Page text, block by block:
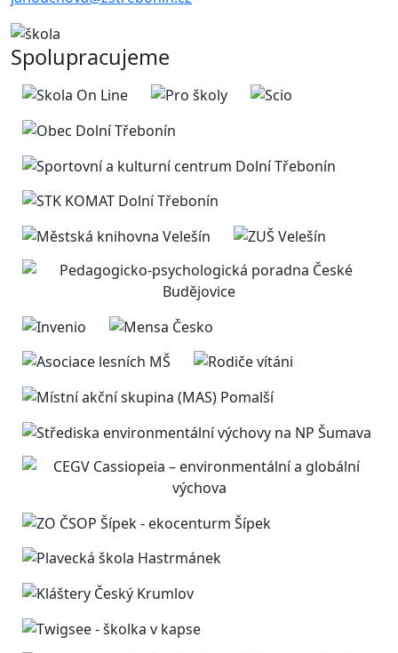
Spolupracujeme